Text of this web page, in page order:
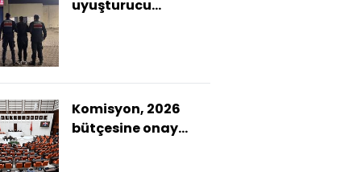
uyuşturucu
Komisyon, 2026
bütçesine onay